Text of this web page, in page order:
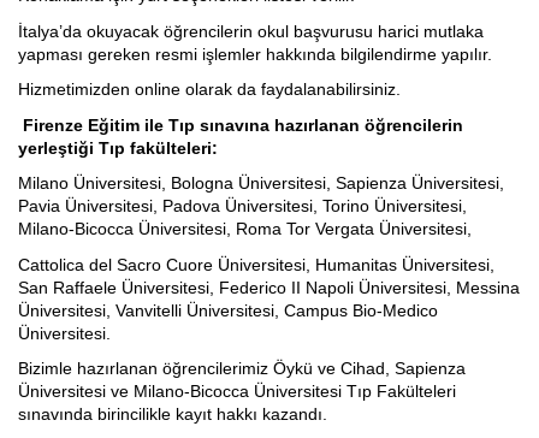
İtalya’da okuyacak öğrencilerin okul başvurusu harici mutlaka
yapması gereken resmi işlemler hakkında bilgilendirme yapılır.
Hizmetimizden online olarak da faydalanabilirsiniz.
Firenze Eğitim ile Tıp sınavına hazırlanan öğrencilerin
yerleştiği Tıp fakülteleri:
Milano Üniversitesi, Bologna Üniversitesi, Sapienza Üniversitesi,
Pavia Üniversitesi, Padova Üniversitesi, Torino Üniversitesi,
Milano-Bicocca Üniversitesi, Roma Tor Vergata Üniversitesi,
Cattolica del Sacro Cuore Üniversitesi, Humanitas Üniversitesi,
San Raffaele Üniversitesi, Federico II Napoli Üniversitesi, Messina
Üniversitesi, Vanvitelli Üniversitesi, Campus Bio-Medico
Üniversitesi.
Bizimle hazırlanan öğrencilerimiz Öykü ve Cihad, Sapienza
Üniversitesi ve Milano-Bicocca Üniversitesi Tıp Fakülteleri
sınavında birincilikle kayıt hakkı kazandı.